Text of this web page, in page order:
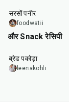
सरसों पनीर
foodwatii
और Snack रेसिपी
15
ब्रेड पकोड़ा
leenakohli